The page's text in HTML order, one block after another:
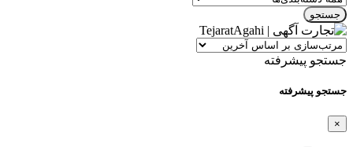
جستجو
جستجو پیشرفته
جستجو پیشرفته
×